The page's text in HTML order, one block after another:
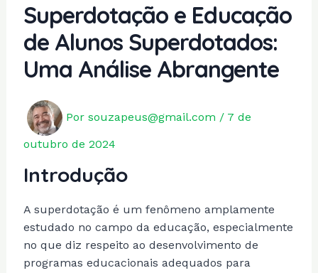
Superdotação e Educação
de Alunos Superdotados:
Uma Análise Abrangente
Por souzapeus@gmail.com / 7 de
outubro de 2024
Introdução
A superdotação é um fenômeno amplamente
estudado no campo da educação, especialmente
no que diz respeito ao desenvolvimento de
programas educacionais adequados para